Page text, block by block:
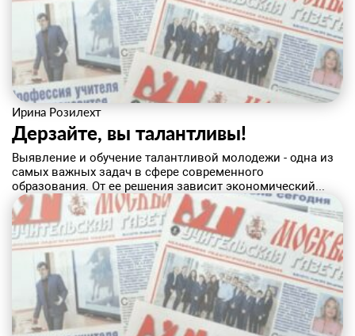
Ирина Розилехт
Дерзайте, вы талантливы!
​Выявление и обучение талантливой молодежи - одна из
самых важных задач в сфере современного
образования. От ее решения зависит экономический...